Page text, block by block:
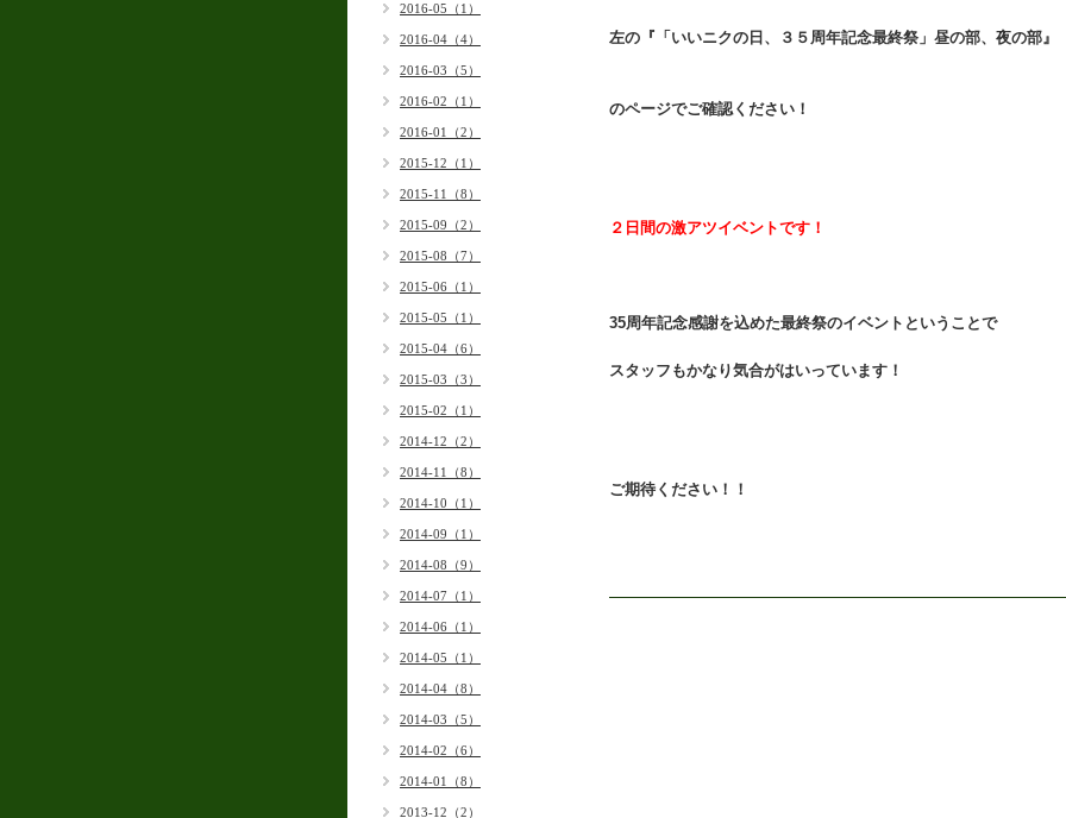
左の『「いいニクの日、３５周年記念最終祭」昼の部、夜の部』
のページでご確認ください！
２日間の激アツイベントです！
35周年記念感謝を込めた最終祭のイベントということで
スタッフもかなり気合がはいっています！
ご期待ください！！
2016-05（1）
2016-04（4）
2016-03（5）
2016-02（1）
2016-01（2）
2015-12（1）
2015-11（8）
2015-09（2）
2015-08（7）
2015-06（1）
2015-05（1）
2015-04（6）
2015-03（3）
2015-02（1）
2014-12（2）
2014-11（8）
2014-10（1）
2014-09（1）
2014-08（9）
2014-07（1）
2014-06（1）
2014-05（1）
2014-04（8）
2014-03（5）
2014-02（6）
2014-01（8）
2013-12（2）